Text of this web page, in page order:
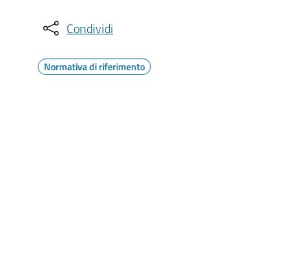
Condividi
Normativa di riferimento